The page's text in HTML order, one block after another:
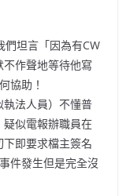
們坦言「因為有CW
作聲地等待他寫
協助！
法人員）不懂普
似電報辦職員在
即要求檔主簽名
件發生但是完全沒